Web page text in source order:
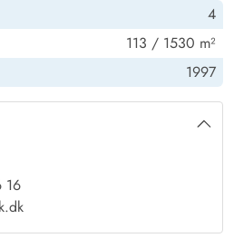
Lichteinfall und ein schönes
im Kaminofen knistert, es nach
duftet und ihr euch auf einen
freut, dann wisst ihr was“ Hygge“
zu zwei der Schlafzimmer. 3 davon
und ein Schlafzimmer hat zwei
einen kleinen Dachboden, den
4
113 / 1530 m²
1997
16